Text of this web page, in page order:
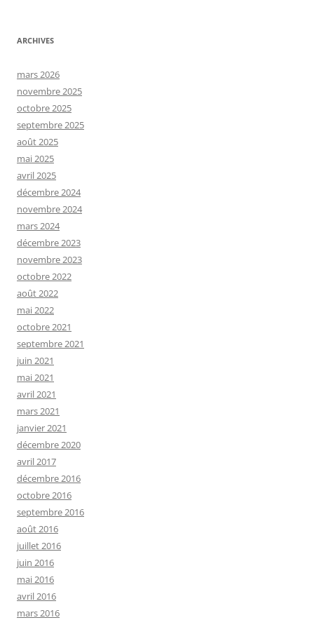
ARCHIVES
mars 2026
novembre 2025
octobre 2025
septembre 2025
août 2025
mai 2025
avril 2025
décembre 2024
novembre 2024
mars 2024
décembre 2023
novembre 2023
octobre 2022
août 2022
mai 2022
octobre 2021
septembre 2021
juin 2021
mai 2021
avril 2021
mars 2021
janvier 2021
décembre 2020
avril 2017
décembre 2016
octobre 2016
septembre 2016
août 2016
juillet 2016
juin 2016
mai 2016
avril 2016
mars 2016